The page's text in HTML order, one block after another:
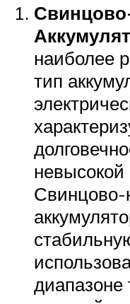
наиболее
тип
Свинцово-
диапазоне